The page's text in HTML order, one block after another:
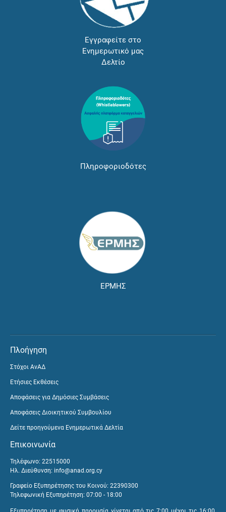
Εγγραφείτε στο
Ενημερωτικό μας
Δελτίο
Πληροφοριοδότες
ΕΡΜΗΣ
Πλοήγηση
Στόχοι ΑνΑΔ
Ετήσιες Εκθέσεις
Αποφάσεις για Δημόσιες Συμβάσεις
Αποφάσεις Διοικητικού Συμβουλίου
Δείτε προηγούμενα Ενημερωτικά Δελτία
Επικοινωνία
Τηλέφωνο: 22515000
Ηλ. Διεύθυνση: info@anad.org.cy
Γραφείο Εξυπηρέτησης του Κοινού: 22390300
Τηλεφωνική Εξυπηρέτηση: 07:00 - 18:00